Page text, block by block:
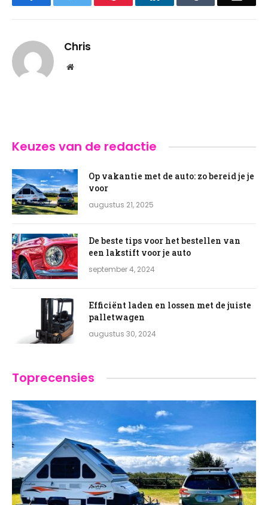
Chris
Website
Keuzes van de redactie
Op vakantie met de auto: zo bereid je je
voor
augustus 21, 2025
De beste tips voor het bestellen van
een lakstift voor je auto
september 4, 2024
Efficiënt laden en lossen met de juiste
palletwagen
augustus 30, 2024
Toprecensies